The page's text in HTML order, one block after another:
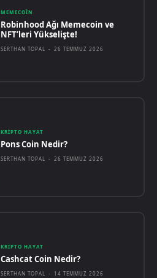
MEMECOIN
Robinhood Ağı Memecoin ve
NFT’leri Yükselişte!
SERTHAN TOPAL - 26 TEMMUZ 2026
KRIPTO HAYAT
Pons Coin Nedir?
SERTHAN TOPAL - 26 TEMMUZ 2026
KRIPTO HAYAT
Cashcat Coin Nedir?
SERTHAN TOPAL - 14 TEMMUZ 2026